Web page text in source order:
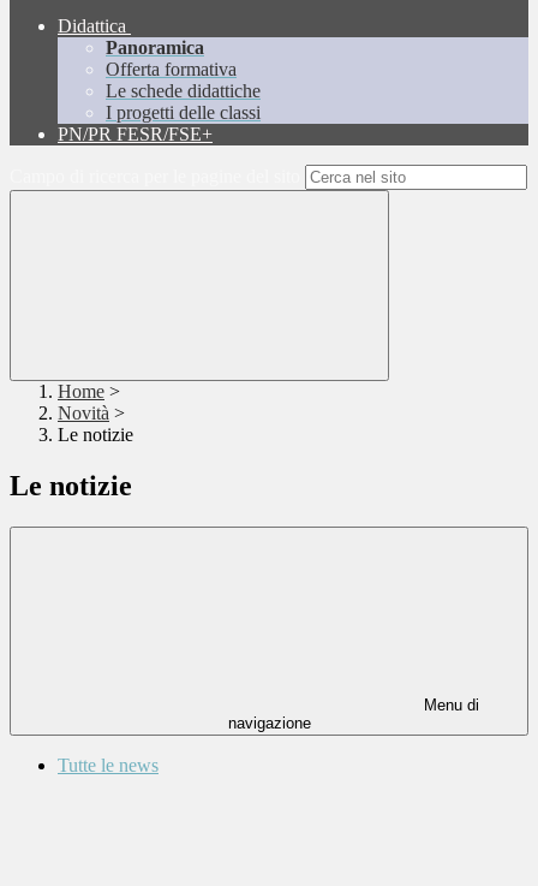
Didattica
Panoramica
Offerta formativa
Le schede didattiche
I progetti delle classi
PN/PR FESR/FSE+
Home >
Novità >
Le notizie
Le notizie
Menu di
navigazione
Tutte le news